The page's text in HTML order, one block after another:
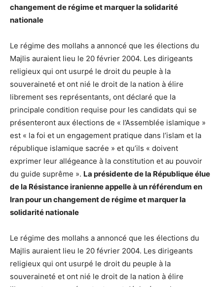
changement de régime et marquer la solidarité
nationale
Le régime des mollahs a annoncé que les élections du
Majlis auraient lieu le 20 février 2004. Les dirigeants
religieux qui ont usurpé le droit du peuple à la
souveraineté et ont nié le droit de la nation à élire
librement ses représentants, ont déclaré que la
principale condition requise pour les candidats qui se
présenteront aux élections de « l’Assemblée islamique »
est « la foi et un engagement pratique dans l’islam et la
république islamique sacrée » et qu’ils « doivent
exprimer leur allégeance à la constitution et au pouvoir
du guide suprême ». La présidente de la République élue
de la Résistance iranienne appelle à un référendum en
Iran pour un changement de régime et marquer la
solidarité nationale
Le régime des mollahs a annoncé que les élections du
Majlis auraient lieu le 20 février 2004. Les dirigeants
religieux qui ont usurpé le droit du peuple à la
souveraineté et ont nié le droit de la nation à élire